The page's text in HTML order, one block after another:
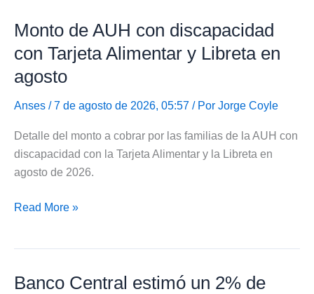
subiría
$153.865
en
septiembre
Monto de AUH con discapacidad
con Tarjeta Alimentar y Libreta en
agosto
Anses / 7 de agosto de 2026, 05:57 / Por Jorge Coyle
Detalle del monto a cobrar por las familias de la AUH con
discapacidad con la Tarjeta Alimentar y la Libreta en
agosto de 2026.
Monto
discapacidad
Read More »
Banco Central estimó un 2% de